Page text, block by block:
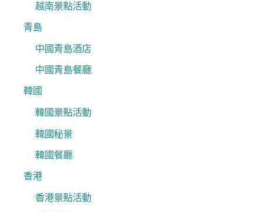
越南景點活動
青島
中國青島酒店
中國青島餐廳
韓國
韓國景點活動
韓國秘景
韓國餐廳
香港
香港景點活動